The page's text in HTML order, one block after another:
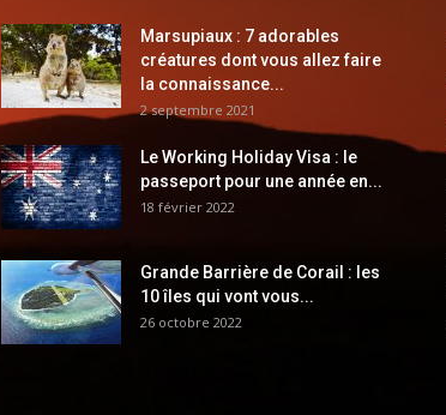
Marsupiaux : 7 adorables
créatures dont vous allez faire
la connaissance...
2 septembre 2021
Le Working Holiday Visa : le
passeport pour une année en...
18 février 2022
Grande Barrière de Corail : les
10 îles qui vont vous...
26 octobre 2022